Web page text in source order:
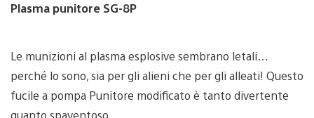
Plasma punitore SG-8P
Le munizioni al plasma esplosive sembrano letali…
perché lo sono, sia per gli alieni che per gli alleati! Questo
fucile a pompa Punitore modificato è tanto divertente